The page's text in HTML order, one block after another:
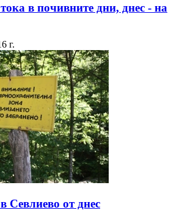
в почивните дни, днес - на
г.
Севлиево от днес